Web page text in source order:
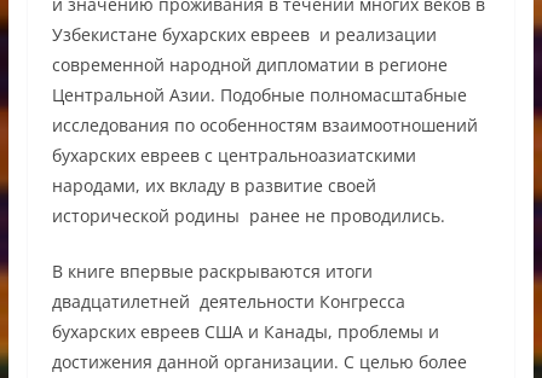
Узбекистане бухарских евреев и реализации
современной народной дипломатии в регионе
Центральной Азии. Подобные полномасштабные
исследования по особенностям взаимоотношений
бухарских евреев с центральноазиатскими
народами, их вкладу в развитие своей
исторической родины ранее не проводились.
В книге впервые раскрываются итоги
двадцатилетней деятельности Конгресса
бухарских евреев США и Канады, проблемы и
достижения данной организации. С целью более